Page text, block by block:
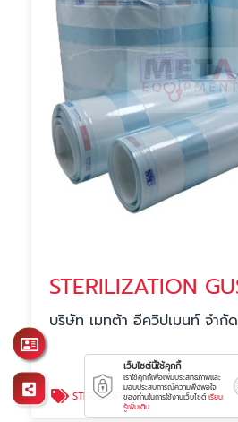
บริษัท เมทต้า อีควิปเมนท์ จำกัด
STERILIZATION GUSSETED ROLL
เว็บไซต์นี้ใช้คุกกี้
เราใช้คุกกี้เพื่อเพิ่มประสิทธิภาพและ
มอบประสบการณ์ความพึงพอใจ
ของท่านในการใช้งานเว็บไซต์ เรียน
รู้เพิ่มเติม